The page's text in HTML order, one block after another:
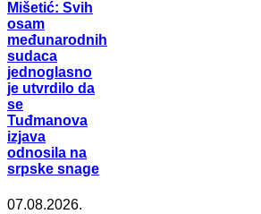
Mišetić: Svih
osam
međunarodnih
sudaca
jednoglasno
je utvrdilo da
se
Tuđmanova
izjava
odnosila na
srpske snage
07.08.2026.